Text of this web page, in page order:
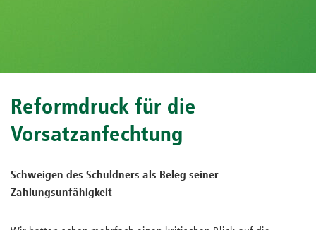
Reformdruck für die
Vorsatzanfechtung
Schweigen des Schuldners als Beleg seiner
Zahlungsunfähigkeit